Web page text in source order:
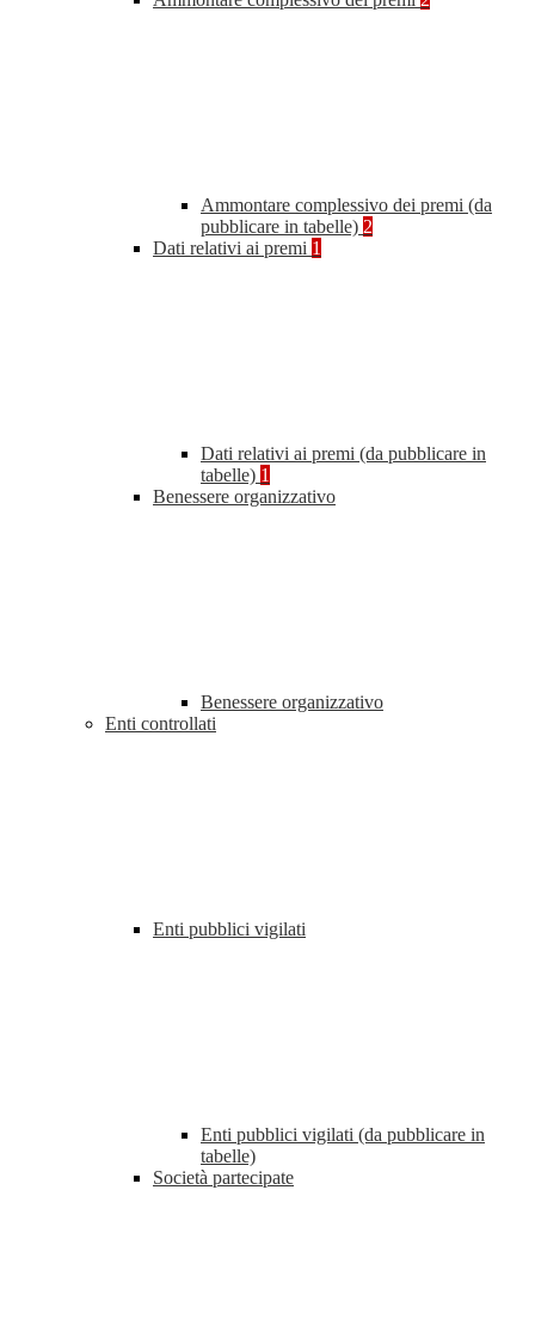
Ammontare complessivo dei premi (da
pubblicare in tabelle) 2
Dati relativi ai premi 1
Dati relativi ai premi (da pubblicare in
tabelle) 1
Benessere organizzativo
Benessere organizzativo
Enti controllati
Enti pubblici vigilati
Enti pubblici vigilati (da pubblicare in
tabelle)
Società partecipate